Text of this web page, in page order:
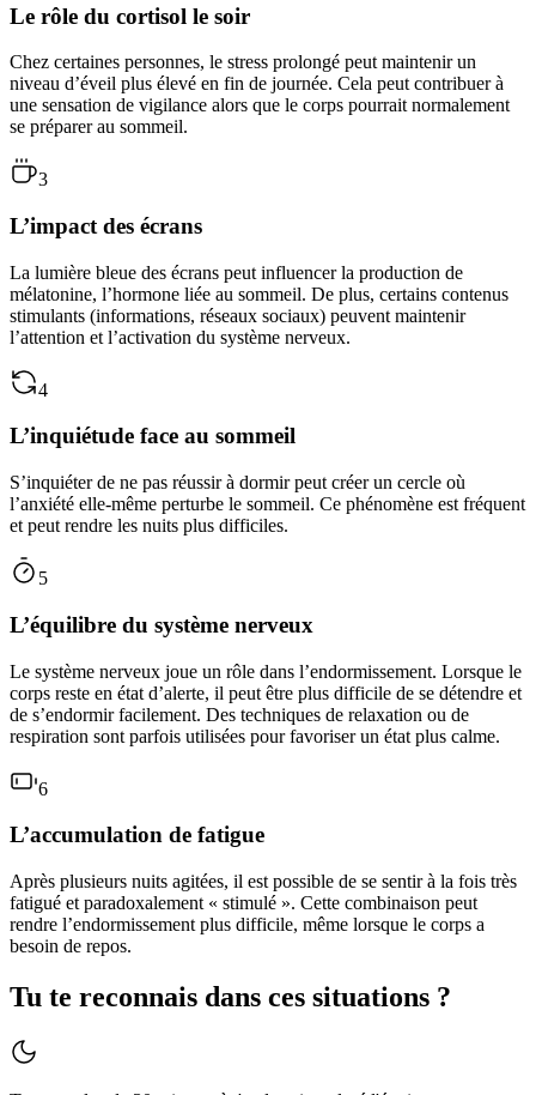
Le rôle du cortisol le soir
Chez certaines personnes, le stress prolongé peut maintenir un
niveau d’éveil plus élevé en fin de journée. Cela peut contribuer à
une sensation de vigilance alors que le corps pourrait normalement
se préparer au sommeil.
3
L’impact des écrans
La lumière bleue des écrans peut influencer la production de
mélatonine, l’hormone liée au sommeil. De plus, certains contenus
stimulants (informations, réseaux sociaux) peuvent maintenir
l’attention et l’activation du système nerveux.
4
L’inquiétude face au sommeil
S’inquiéter de ne pas réussir à dormir peut créer un cercle où
l’anxiété elle-même perturbe le sommeil. Ce phénomène est fréquent
et peut rendre les nuits plus difficiles.
5
L’équilibre du système nerveux
Le système nerveux joue un rôle dans l’endormissement. Lorsque le
corps reste en état d’alerte, il peut être plus difficile de se détendre et
de s’endormir facilement. Des techniques de relaxation ou de
respiration sont parfois utilisées pour favoriser un état plus calme.
6
L’accumulation de fatigue
Après plusieurs nuits agitées, il est possible de se sentir à la fois très
fatigué et paradoxalement « stimulé ». Cette combinaison peut
rendre l’endormissement plus difficile, même lorsque le corps a
besoin de repos.
Tu te reconnais dans ces situations ?